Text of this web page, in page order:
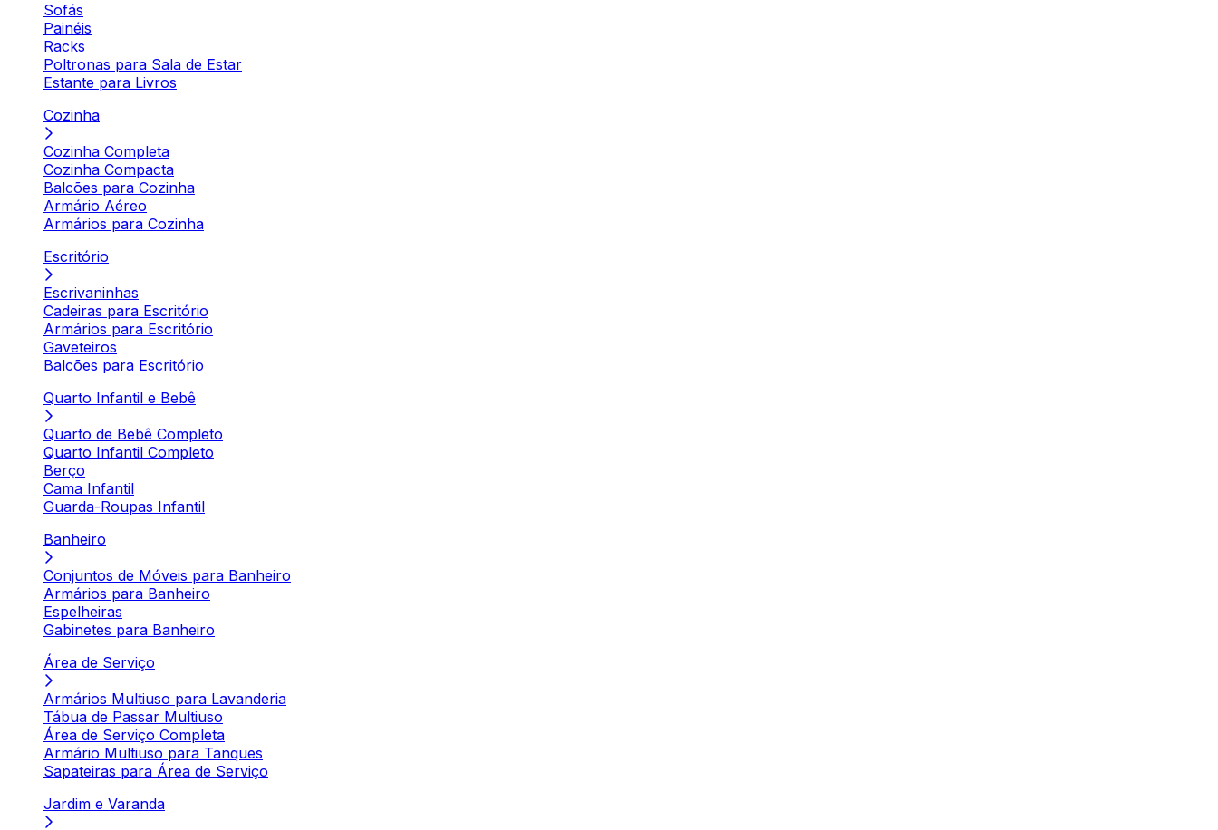
Sofás
Painéis
Racks
Poltronas para Sala de Estar
Estante para Livros
Cozinha
Cozinha Completa
Cozinha Compacta
Balcões para Cozinha
Armário Aéreo
Armários para Cozinha
Escritório
Escrivaninhas
Cadeiras para Escritório
Armários para Escritório
Gaveteiros
Balcões para Escritório
Quarto Infantil e Bebê
Quarto de Bebê Completo
Quarto Infantil Completo
Berço
Cama Infantil
Guarda-Roupas Infantil
Banheiro
Conjuntos de Móveis para Banheiro
Armários para Banheiro
Espelheiras
Gabinetes para Banheiro
Área de Serviço
Armários Multiuso para Lavanderia
Tábua de Passar Multiuso
Área de Serviço Completa
Armário Multiuso para Tanques
Sapateiras para Área de Serviço
Jardim e Varanda